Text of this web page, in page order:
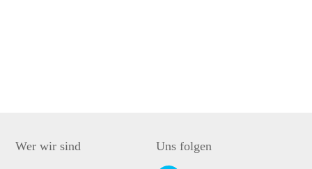
Wer wir sind Uns folgen